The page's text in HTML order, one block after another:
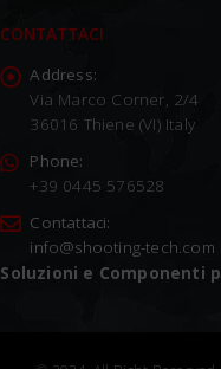
CONTATTACI
Address:
Via Marco Corner, 2/4
36016 Thiene (VI) Italy
Phone:
+39 0445 576528
Contattaci:
info@shooting-tech.com
Soluzioni e Componenti